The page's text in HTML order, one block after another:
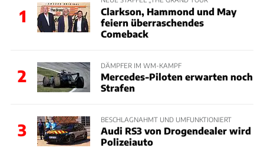
1
Clarkson, Hammond und May
feiern überraschendes
Comeback
2
DÄMPFER IM WM-KAMPF
Mercedes-Piloten erwarten noch
Strafen
3
BESCHLAGNAHMT UND UMFUNKTIONIERT
Audi RS3 von Drogendealer wird
Polizeiauto